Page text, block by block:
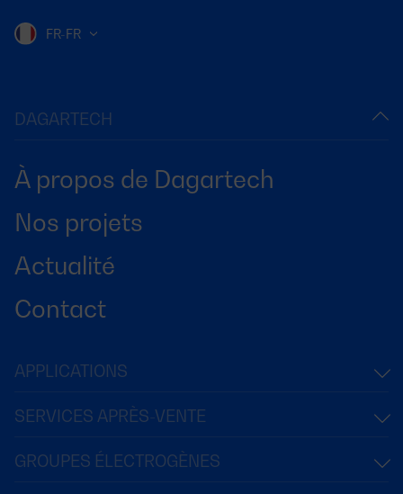
DAGARTECH
À propos de Dagartech
Nos projets
Actualité
Contact
FR-FR
APPLICATIONS
SERVICES APRÈS-VENTE
GROUPES ÉLECTROGÈNES